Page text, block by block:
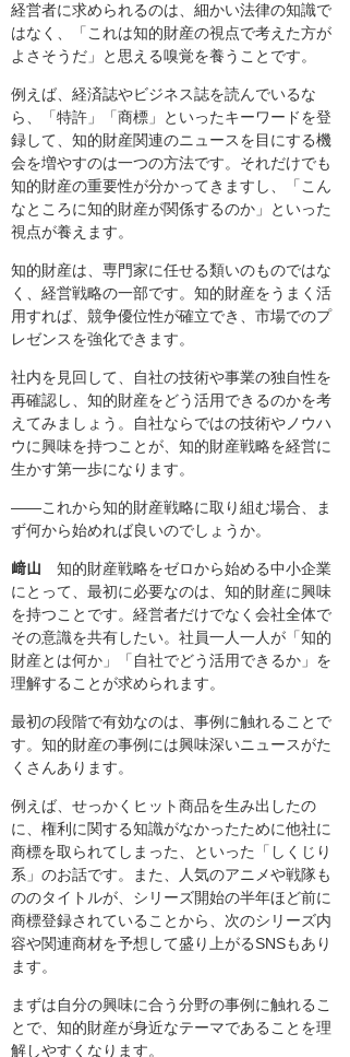
経営者に求められるのは、細かい法律の知識で
はなく、「これは知的財産の視点で考えた方が
よさそうだ」と思える嗅覚を養うことです。
例えば、経済誌やビジネス誌を読んでいるな
ら、「特許」「商標」といったキーワードを登
録して、知的財産関連のニュースを目にする機
会を増やすのは一つの方法です。それだけでも
知的財産の重要性が分かってきますし、「こん
なところに知的財産が関係するのか」といった
視点が養えます。
知的財産は、専門家に任せる類いのものではな
く、経営戦略の一部です。知的財産をうまく活
用すれば、競争優位性が確立でき、市場でのプ
レゼンスを強化できます。
社内を見回して、自社の技術や事業の独自性を
再確認し、知的財産をどう活用できるのかを考
えてみましょう。自社ならではの技術やノウハ
ウに興味を持つことが、知的財産戦略を経営に
生かす第一歩になります。
――これから知的財産戦略に取り組む場合、ま
ず何から始めれば良いのでしょうか。
﨑山 知的財産戦略をゼロから始める中小企業
にとって、最初に必要なのは、知的財産に興味
を持つことです。経営者だけでなく会社全体で
その意識を共有したい。社員一人一人が「知的
財産とは何か」「自社でどう活用できるか」を
理解することが求められます。
最初の段階で有効なのは、事例に触れることで
す。知的財産の事例には興味深いニュースがた
くさんあります。
例えば、せっかくヒット商品を生み出したの
に、権利に関する知識がなかったために他社に
商標を取られてしまった、といった「しくじり
系」のお話です。また、人気のアニメや戦隊も
ののタイトルが、シリーズ開始の半年ほど前に
商標登録されていることから、次のシリーズ内
容や関連商材を予想して盛り上がるSNSもあり
ます。
まずは自分の興味に合う分野の事例に触れるこ
とで、知的財産が身近なテーマであることを理
解しやすくなります。